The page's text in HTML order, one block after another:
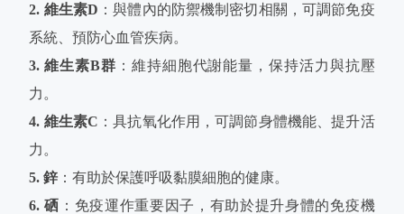
2. 維生素D ：與體內的防禦機制密切相關，可調節免疫
系統、預防心血管疾病。
3. 維生素B群 ：維持細胞代謝能量，保持活力與抗壓
力。
4. 維生素C ：具抗氧化作用，可調節身體機能、提升活
力。
5. 鋅 ：有助於保護呼吸黏膜細胞的健康。
6. 硒 ：免疫運作重要因子，有助於提升身體的免疫機